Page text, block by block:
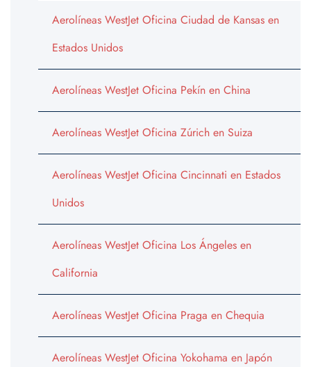
Aerolíneas WestJet Oficina Ciudad de Kansas en
Estados Unidos
Aerolíneas WestJet Oficina Pekín en China
Aerolíneas WestJet Oficina Zúrich en Suiza
Aerolíneas WestJet Oficina Cincinnati en Estados
Unidos
Aerolíneas WestJet Oficina Los Ángeles en
California
Aerolíneas WestJet Oficina Praga en Chequia
Aerolíneas WestJet Oficina Yokohama en Japón